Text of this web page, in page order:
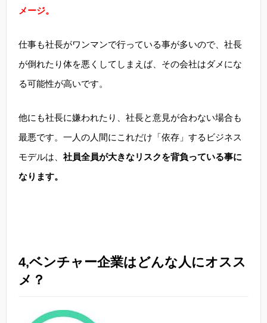
メージ。
仕事も社長がワンマンで行っている事が多いので、社長
が倒れたり体を悪くしてしまえば、その会社はダメにな
る可能性が高いです。
他にも社長に嫌われたり、社長と意見が合わない場合も
最悪です。一人の人間にこれだけ「依存」するビジネス
モデルは、 社員全員が大きなリスクを背負っている事に
なります。
4,ベンチャー企業はどんな人にオスス
メ？